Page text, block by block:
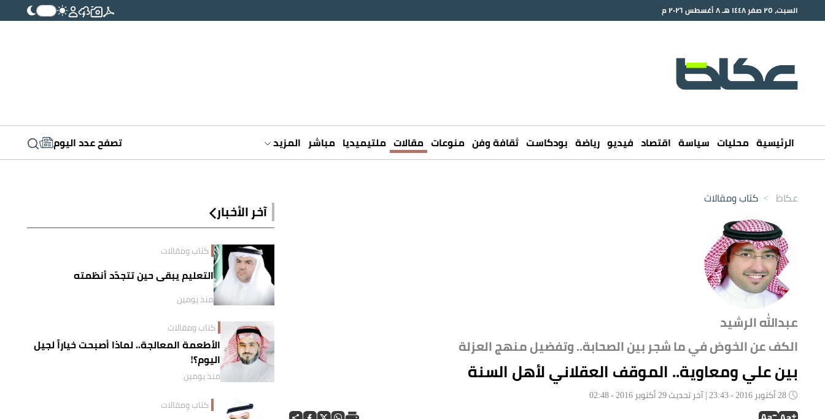
السبت، ٢٥ صفر ١٤٤٨ هـ ٨ أغسطس ٢٠٢٦ م
الرئيسية محليات سياسة اقتصاد فيديو رياضة بودكاست ثقافة وفن منوعات مقالات ملتيميديا مباشر المزيد تصفح عدد اليوم
عكاظ > كتاب ومقالات
عبدالله الرشيد
الكف عن الخوض في ما شجر بين الصحابة.. وتفضيل منهج العزلة
بين علي ومعاوية.. الموقف العقلاني لأهل السنة
آخر الأخبار
كتاب ومقالات
التعليم يبقى حين تتجدّد أنظمته
منذ يومين
كتاب ومقالات
الأطعمة المعالجة.. لماذا أصبحت خياراً لجيل
اليوم؟!
منذ يومين
كتاب ومقالات